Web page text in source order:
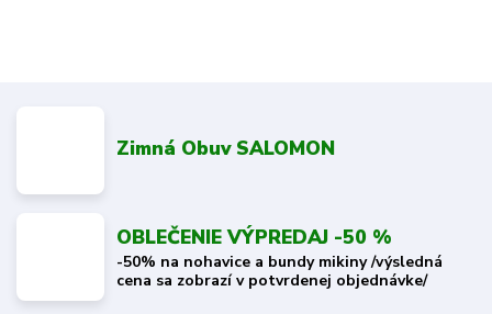
Zimná Obuv SALOMON
OBLEČENIE VÝPREDAJ -50 %
-50% na nohavice a bundy mikiny /výsledná
cena sa zobrazí v potvrdenej objednávke/